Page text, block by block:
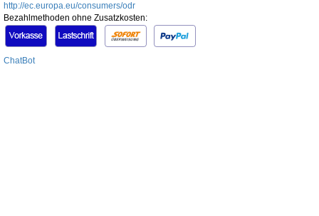
http://ec.europa.eu/consumers/odr
Bezahlmethoden ohne Zusatzkosten:
ChatBot